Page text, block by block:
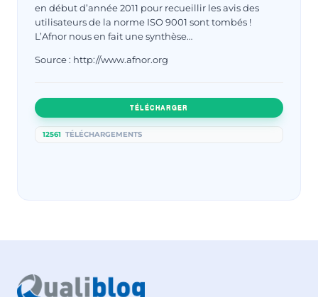
en début d’année 2011 pour recueillir les avis des
utilisateurs de la norme ISO 9001 sont tombés !
L’Afnor nous en fait une synthèse…
Source : http://www.afnor.org
TÉLÉCHARGER
12561 TÉLÉCHARGEMENTS